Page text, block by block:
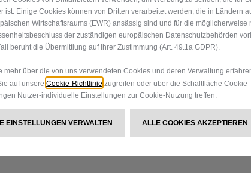
ist. Einige Cookies können von Dritten verarbeitet werden, die in Ländern
Wirtschaftsraums (EWR) ansässig sind und für die möglicherweise
der zuständigen europäischen Datenschutzbehörden
beruht die Übermittlung auf Ihrer Zustimmung (Art. 49.1a GDPR).
mehr über die von uns verwendeten Cookies und deren Verwaltung
auf unsere Cookie-Richtlinie zugreifen oder über die Schaltfläche Cookie-
Nutzer-individuelle Einstellungen zur Cookie-Nutzung treffen.
EINSTELLUNGEN VERWALTEN ALLE COOKIES AKZEPTIEREN